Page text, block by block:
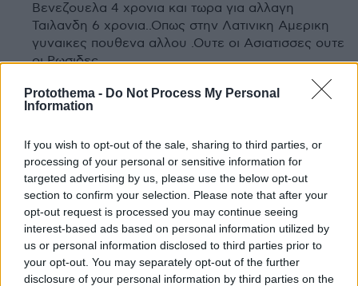
Protothema - Do Not Process My Personal
Information
If you wish to opt-out of the sale, sharing to third parties, or
processing of your personal or sensitive information for
targeted advertising by us, please use the below opt-out
section to confirm your selection. Please note that after your
opt-out request is processed you may continue seeing
interest-based ads based on personal information utilized by
us or personal information disclosed to third parties prior to
your opt-out. You may separately opt-out of the further
disclosure of your personal information by third parties on the
Βενεζουελα 4 χρονια και τωρα για αλλαγη
Ταιλανδη 6 χρονια..Οπως στην Λατινικη Αμερικη
γυναικες πουθενα αλλου .Ουτε οι Ασιατισσες ουτε
οι Ρωσιδες
13.06.2026, 12:40
Άλλο που δεν ήθελε
ΑΠΑΝΤΗΣΗ
Τρομερή η ικανότητα ισορροπίας των γυναικών!
13.06.2026, 12:28
Μένω κάθε φορά καταπληκτος με την τρομερή